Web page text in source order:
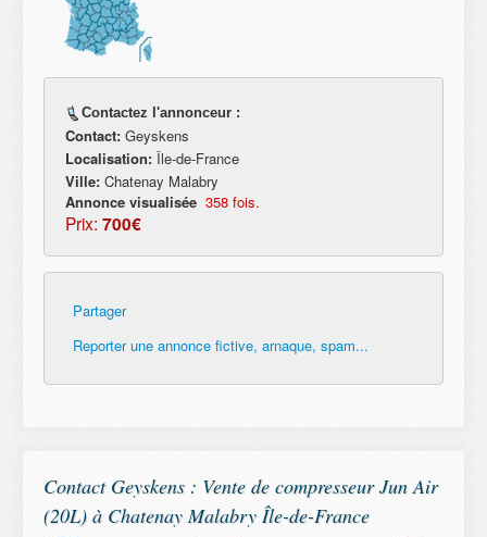
Contactez l'annonceur :
Contact: Geyskens
Localisation: Île-de-France
Ville: Chatenay Malabry
Annonce visualisée 358 fois.
Prix: 700€
Partager
Reporter une annonce fictive, arnaque, spam...
Contact Geyskens : Vente de compresseur Jun Air
(20L) à Chatenay Malabry Île-de-France